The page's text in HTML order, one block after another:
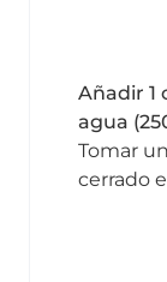
Añadir 1
agua
Tomar
cerrado